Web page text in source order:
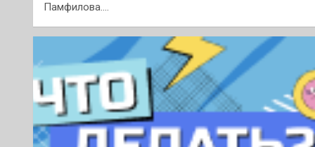
Памфилова.…